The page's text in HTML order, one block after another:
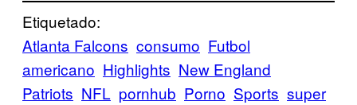
Etiquetado:
Atlanta Falcons consumo Futbol
americano Highlights New England
Patriots NFL pornhub Porno Sports super